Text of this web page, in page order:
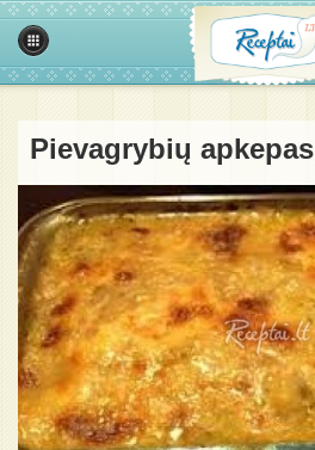
Pievagrybių apkepas